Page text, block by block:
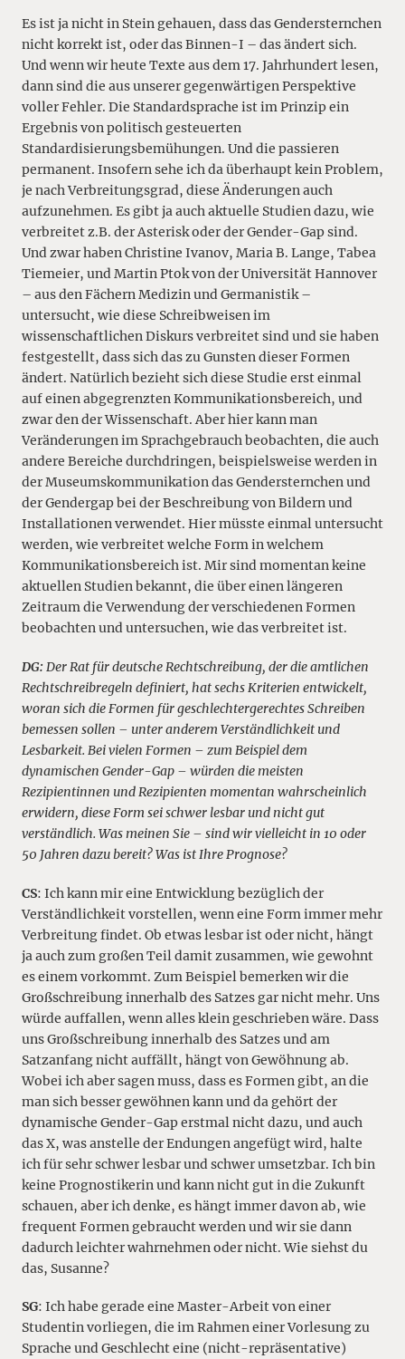
Es ist ja nicht in Stein gehauen, dass das Gendersternchen
nicht korrekt ist, oder das Binnen-I – das ändert sich.
Und wenn wir heute Texte aus dem 17. Jahrhundert lesen,
dann sind die aus unserer gegenwärtigen Perspektive
voller Fehler. Die Standardsprache ist im Prinzip ein
Ergebnis von politisch gesteuerten
Standardisierungsbemühungen. Und die passieren
permanent. Insofern sehe ich da überhaupt kein Problem,
je nach Verbreitungsgrad, diese Änderungen auch
aufzunehmen. Es gibt ja auch aktuelle Studien dazu, wie
verbreitet z.B. der Asterisk oder der Gender-Gap sind.
Und zwar haben Christine Ivanov, Maria B. Lange, Tabea
Tiemeier, und Martin Ptok von der Universität Hannover
– aus den Fächern Medizin und Germanistik –
untersucht, wie diese Schreibweisen im
wissenschaftlichen Diskurs verbreitet sind und sie haben
festgestellt, dass sich das zu Gunsten dieser Formen
ändert. Natürlich bezieht sich diese Studie erst einmal
auf einen abgegrenzten Kommunikationsbereich, und
zwar den der Wissenschaft. Aber hier kann man
Veränderungen im Sprachgebrauch beobachten, die auch
andere Bereiche durchdringen, beispielsweise werden in
der Museumskommunikation das Gendersternchen und
der Gendergap bei der Beschreibung von Bildern und
Installationen verwendet. Hier müsste einmal untersucht
werden, wie verbreitet welche Form in welchem
Kommunikationsbereich ist. Mir sind momentan keine
aktuellen Studien bekannt, die über einen längeren
Zeitraum die Verwendung der verschiedenen Formen
beobachten und untersuchen, wie das verbreitet ist.
DG: Der Rat für deutsche Rechtschreibung, der die amtlichen
Rechtschreibregeln definiert, hat sechs Kriterien entwickelt,
woran sich die Formen für geschlechtergerechtes Schreiben
bemessen sollen – unter anderem Verständlichkeit und
Lesbarkeit. Bei vielen Formen – zum Beispiel dem
dynamischen Gender-Gap – würden die meisten
Rezipientinnen und Rezipienten momentan wahrscheinlich
erwidern, diese Form sei schwer lesbar und nicht gut
verständlich. Was meinen Sie – sind wir vielleicht in 10 oder
50 Jahren dazu bereit? Was ist Ihre Prognose?
CS: Ich kann mir eine Entwicklung bezüglich der
Verständlichkeit vorstellen, wenn eine Form immer mehr
Verbreitung findet. Ob etwas lesbar ist oder nicht, hängt
ja auch zum großen Teil damit zusammen, wie gewohnt
es einem vorkommt. Zum Beispiel bemerken wir die
Großschreibung innerhalb des Satzes gar nicht mehr. Uns
würde auffallen, wenn alles klein geschrieben wäre. Dass
uns Großschreibung innerhalb des Satzes und am
Satzanfang nicht auffällt, hängt von Gewöhnung ab.
Wobei ich aber sagen muss, dass es Formen gibt, an die
man sich besser gewöhnen kann und da gehört der
dynamische Gender-Gap erstmal nicht dazu, und auch
das X, was anstelle der Endungen angefügt wird, halte
ich für sehr schwer lesbar und schwer umsetzbar. Ich bin
keine Prognostikerin und kann nicht gut in die Zukunft
schauen, aber ich denke, es hängt immer davon ab, wie
frequent Formen gebraucht werden und wir sie dann
dadurch leichter wahrnehmen oder nicht. Wie siehst du
das, Susanne?
SG: Ich habe gerade eine Master-Arbeit von einer
Studentin vorliegen, die im Rahmen einer Vorlesung zu
Sprache und Geschlecht eine (nicht-repräsentative)